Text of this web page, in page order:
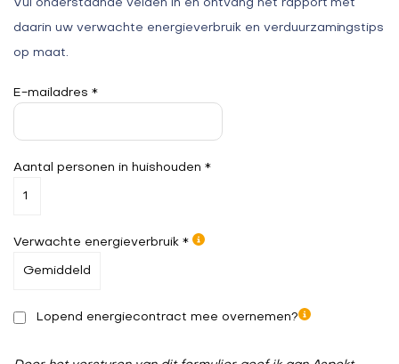
Vul onderstaande velden in en ontvang het rapport met
daarin uw verwachte energieverbruik en verduurzamingstips
op maat.
E-mailadres *
Aantal personen in huishouden *
Verwachte energieverbruik *
Lopend energiecontract mee overnemen?